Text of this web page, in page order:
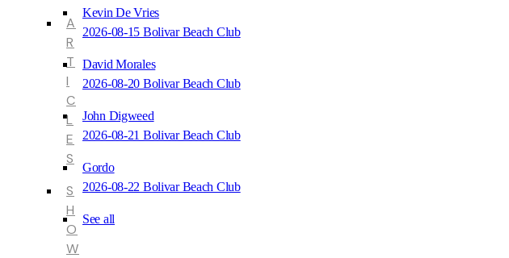
A
R
T
I
C
L
E
S
S
H
O
W
Kevin De Vries
2026-08-15 Bolivar Beach Club
David Morales
2026-08-20 Bolivar Beach Club
John Digweed
2026-08-21 Bolivar Beach Club
Gordo
2026-08-22 Bolivar Beach Club
See all